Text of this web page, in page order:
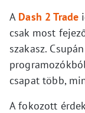
A Dash 2 Trade
csak most
szakasz.
csapat több,
A fokozott